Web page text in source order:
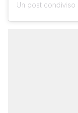
Un post condiviso